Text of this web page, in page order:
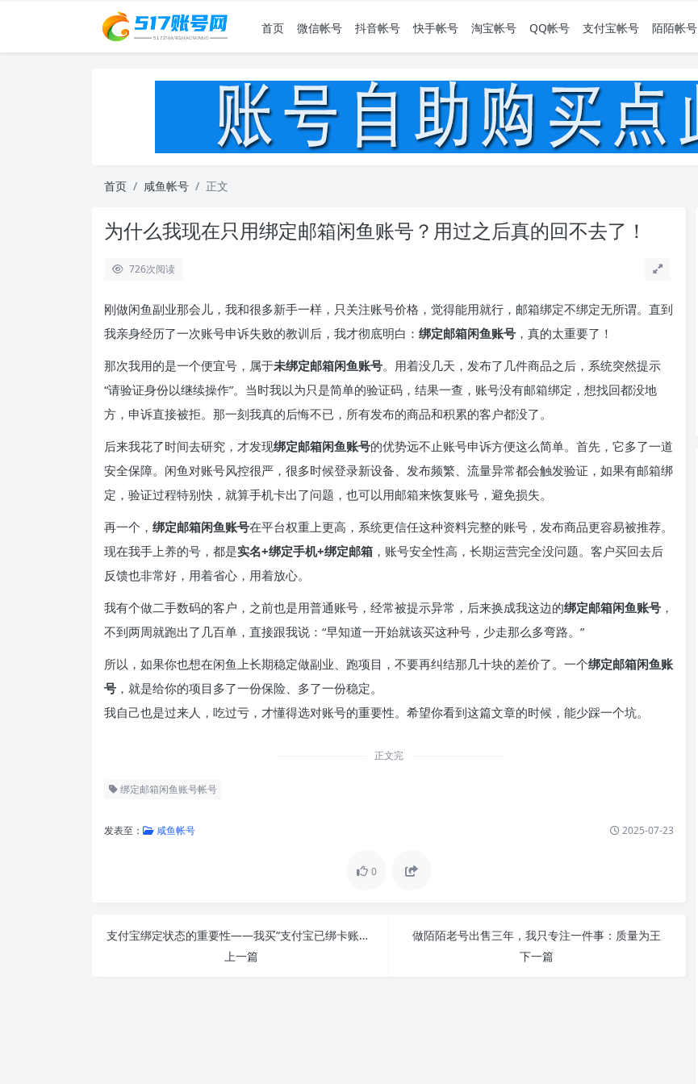
首页 微信帐号 抖音帐号 快手帐号 淘宝帐号 QQ帐号 支付宝帐号 陌陌帐号
首页 咸鱼帐号 正文
为什么我现在只用绑定邮箱闲鱼账号？用过之后真的回不去了！
726次阅读
刚做闲鱼副业那会儿，我和很多新手一样，只关注账号价格，觉得能用就行，邮箱绑定不绑定无所谓。直到
我亲身经历了一次账号申诉失败的教训后，我才彻底明白： 绑定邮箱闲鱼账号 ，真的太重要了！
那次我用的是一个便宜号，属于未绑定邮箱闲鱼账号。用着没几天，发布了几件商品之后，系统突然提示
“请验证身份以继续操作”。当时我以为只是简单的验证码，结果一查，账号没有邮箱绑定，想找回都没地
方，申诉直接被拒。那一刻我真的后悔不已，所有发布的商品和积累的客户都没了。
后来我花了时间去研究，才发现绑定邮箱闲鱼账号的优势远不止账号申诉方便这么简单。首先，它多了一道
安全保障。闲鱼对账号风控很严，很多时候登录新设备、发布频繁、流量异常都会触发验证，如果有邮箱绑
定，验证过程特别快，就算手机卡出了问题，也可以用邮箱来恢复账号，避免损失。
再一个， 绑定邮箱闲鱼账号在平台权重上更高，系统更信任这种资料完整的账号，发布商品更容易被推荐。
现在我手上养的号，都是实名+绑定手机+绑定邮箱 ，账号安全性高，长期运营完全没问题。客户买回去后
反馈也非常好，用着省心，用着放心。
我有个做二手数码的客户，之前也是用普通账号，经常被提示异常，后来换成我这边的绑定邮箱闲鱼账号 ，
不到两周就跑出了几百单，直接跟我说：“早知道一开始就该买这种号，少走那么多弯路。”
所以，如果你也想在闲鱼上长期稳定做副业、跑项目，不要再纠结那几十块的差价了。一个绑定邮箱闲鱼账
号 ，就是给你的项目多了一份保险、多了一份稳定。
我自己也是过来人，吃过亏，才懂得选对账号的重要性。希望你看到这篇文章的时候，能少踩一个坑。
正文完
绑定邮箱闲鱼账号帐号
发表至： 咸鱼帐号 2025-07-23
0
支付宝绑定状态的重要性——我买“支付宝已绑卡账号”的真实体验
上一篇
做陌陌老号出售三年，我只专注一件事：质量为王
下一篇